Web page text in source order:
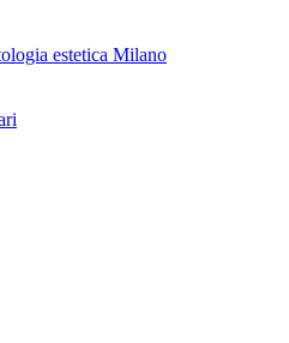
estetica Milano